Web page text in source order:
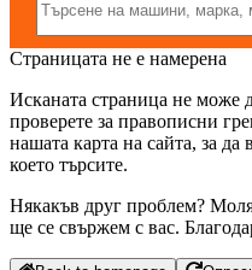
Страницата не е намерена
Исканата страница не може
проверете за правописни
нашата карта на сайта, за
което търсите.
Някакъв друг проблем?
ще се свържем с вас.